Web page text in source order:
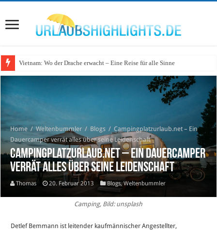
Vietnam: Wo der Drache erwacht – Eine Reise für alle Sinne
Wo lohnt sich Urlaub auf dem Wasser in Deutschland?
Home / Weltenbummler / Blogs / Campingplatzurlaub.net – Ein
Dauercamper verrät alles über seine Leidenschaft
Campingplatzurlaub.net – Ein Dauercamper
verrät alles über seine Leidenschaft
Thomas 20. Februar 2013 Blogs,Weltenbummler
Camping, Bild: unsplash
Detlef Bemmann ist leitender kaufmännischer Angestellter,